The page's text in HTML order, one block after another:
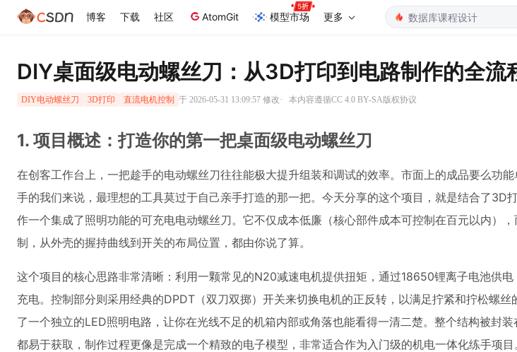
博客 下载 社区 AtomGit 模型市场 更多
DIY桌面级电动螺丝刀：从3D打印到电路制作的全流
DIY电动螺丝刀 3D打印 直流电机控制 于 2026-05-31 13:09:57 修改· 本内容遵循CC 4.0 BY-SA版权协议
1. 项目概述：打造你的第一把桌面级电动螺丝刀
在创客工作台上，一把趁手的电动螺丝刀往往能极大提升组装和调试的效率。市面上的成品要么功
手的我们来说，最理想的工具莫过于自己亲手打造的那一把。今天分享的这个项目，就是结合了3D
作一个集成了照明功能的可充电电动螺丝刀。它不仅成本低廉（核心部件成本可控制在百元以内）
制，从外壳的握持曲线到开关的布局位置，都由你说了算。
这个项目的核心思路非常清晰：利用一颗常见的N20减速电机提供扭矩，通过18650锂离子电池供
充电。控制部分则采用经典的DPDT（双刀双掷）开关来切换电机的正反转，以满足拧紧和拧松螺
了一个独立的LED照明电路，让你在光线不足的机箱内部或角落也能看得一清二楚。整个结构被封
都易于获取，制作过程更像是完成一个精致的电子模型，非常适合作为入门级的机电一体化练手项目